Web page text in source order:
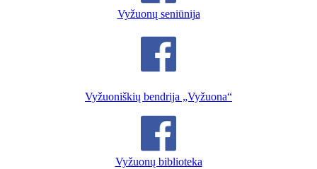
Vyžuonų seniūnija
Vyžuoniškių bendrija „Vyžuona“
Vyžuonų biblioteka